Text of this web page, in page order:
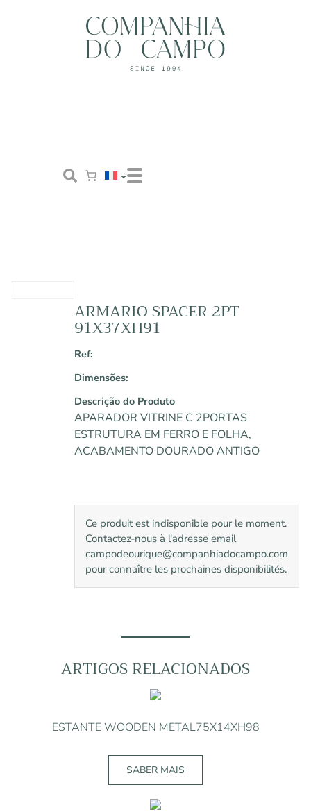
ARMARIO SPACER 2PT
91X37XH91
Ref:
Dimensões:
Descrição do Produto
APARADOR VITRINE C 2PORTAS
ESTRUTURA EM FERRO E FOLHA,
ACABAMENTO DOURADO ANTIGO
Ce produit est indisponible pour le moment.
Contactez-nous à l'adresse email
campodeourique@companhiadocampo.com
pour connaître les prochaines disponibilités.
ARTIGOS RELACIONADOS
ESTANTE WOODEN METAL75X14XH98
SABER MAIS